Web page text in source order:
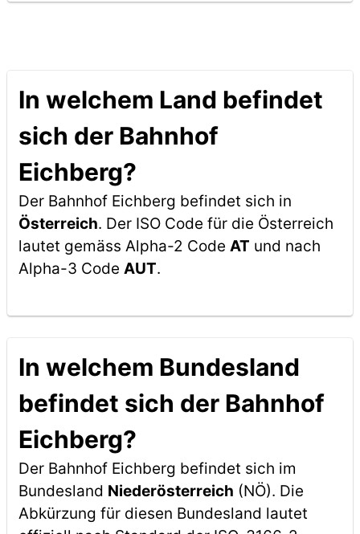
In welchem Land befindet
sich der Bahnhof
Eichberg?
Der Bahnhof Eichberg befindet sich in
Österreich. Der ISO Code für die Österreich
lautet gemäss Alpha-2 Code AT und nach
Alpha-3 Code AUT.
In welchem Bundesland
befindet sich der Bahnhof
Eichberg?
Der Bahnhof Eichberg befindet sich im
Bundesland Niederösterreich (NÖ). Die
Abkürzung für diesen Bundesland lautet